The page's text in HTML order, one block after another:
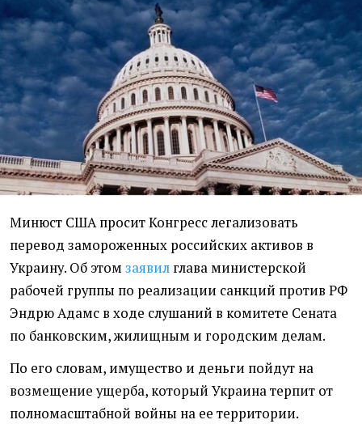
Минюст США просит Конгресс легализовать
перевод замороженных российских активов в
Украину. Об этомзаявил глава министерской
рабочей группы по реализации санкций против РФ
Эндрю Адамс в ходе слушаний в комитете Сената
по банковским, жилищным и городским делам.
По его словам, имущество и деньги пойдут на
возмещение ущерба, который Украина терпит от
полномасштабной войны на ее территории.